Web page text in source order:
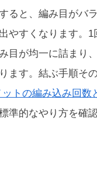
ると、編み目がバ
やすくなります。1
目が均一に詰まり
ます。結ぶ手順そ
ットの編み込み回数
準的なやり方を確